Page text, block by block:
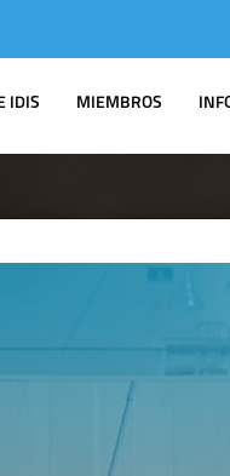
IDIS MIEMBROS